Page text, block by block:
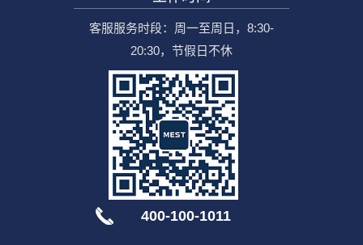
客服服务时段：周一至周日，8:30-
20:30，节假日不休
400-100-1011